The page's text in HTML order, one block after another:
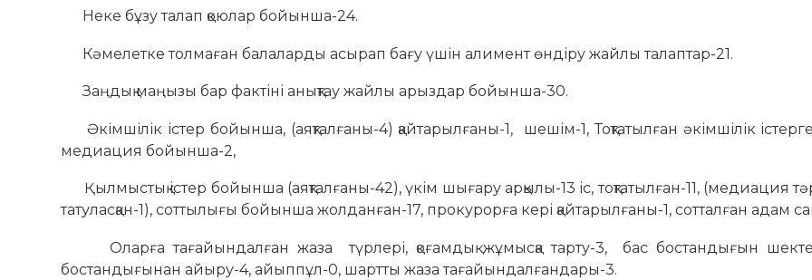
Неке бұзу талап қоюлар бойынша-24.
Кәмелетке толмаған балаларды асырап бағу үшін алимент өндіру жайлы талаптар-21.
Заңдық маңызы бар фактіні анықтау жайлы арыздар бойынша-30.
Әкімшілік істер бойынша, (аяқталғаны-4) қайтарылғаны-1, шешім-1, Тоқтатылған әкімшілік істерге
медиация бойынша-2,
Қылмыстық істер бойынша (аяқталғаны-42), үкім шығару арқылы-13 іс, тоқтатылған-11, (медиация
татуласқан-1), соттылығы бойынша жолданған-17, прокурорға кері қайтарылғаны-1, сотталған адам
Оларға тағайындалған жаза түрлері, қоғамдық жұмысқа тарту-3, бас бостандығын
бостандығынан айыру-4, айыппұл-0, шартты жаза тағайындалғандары-3.